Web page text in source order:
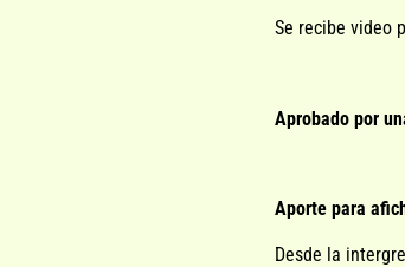
Se recibe video
Aprobado por
Aporte para
Desde la